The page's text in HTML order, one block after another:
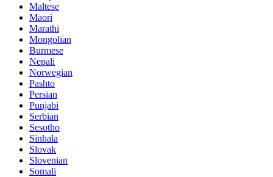
Maltese
Maori
Marathi
Mongolian
Burmese
Nepali
Norwegian
Pashto
Persian
Punjabi
Serbian
Sesotho
Sinhala
Slovak
Slovenian
Somali